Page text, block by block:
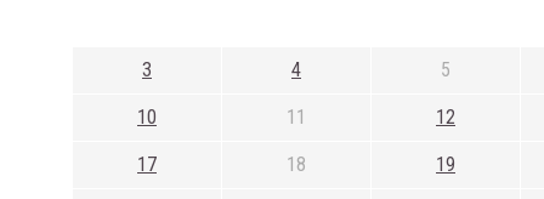
3 4 5
10 11 12
17 18 19